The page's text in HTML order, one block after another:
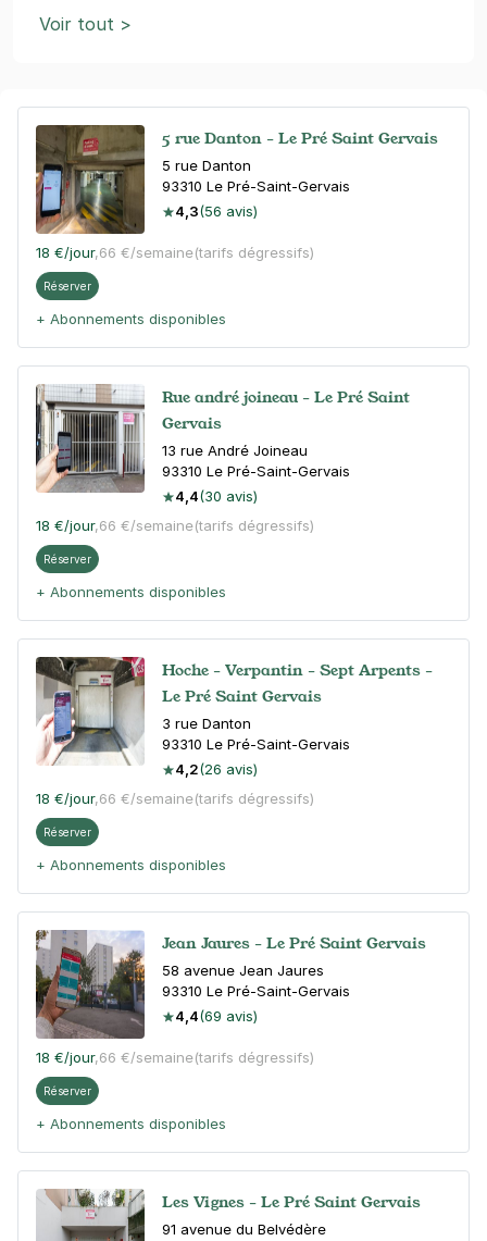
5 rue Danton - Le Pré Saint Gervais
5 rue Danton
93310 Le Pré-Saint-Gervais
4,3(56 avis)
18 €/jour,66 €/semaine(tarifs dégressifs)
Réserver
+ Abonnements disponibles
Rue andré joineau - Le Pré Saint
Gervais
13 rue André Joineau
93310 Le Pré-Saint-Gervais
4,4(30 avis)
18 €/jour,66 €/semaine(tarifs dégressifs)
Réserver
+ Abonnements disponibles
Hoche - Verpantin - Sept Arpents -
Le Pré Saint Gervais
3 rue Danton
93310 Le Pré-Saint-Gervais
4,2(26 avis)
18 €/jour,66 €/semaine(tarifs dégressifs)
Réserver
+ Abonnements disponibles
Jean Jaures - Le Pré Saint Gervais
58 avenue Jean Jaures
93310 Le Pré-Saint-Gervais
4,4(69 avis)
18 €/jour,66 €/semaine(tarifs dégressifs)
Réserver
+ Abonnements disponibles
Les Vignes - Le Pré Saint Gervais
91 avenue du Belvédère
Voir tout >